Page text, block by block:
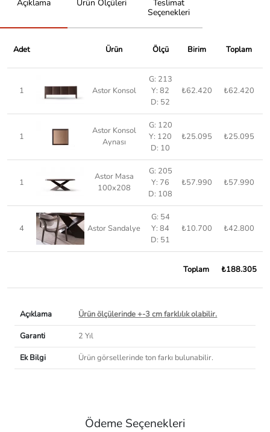
Açıklama Ürün Ölçüleri
Teslimat
Seçenekleri
Adet Ürün Ölçü Birim Toplam
1 Astor Konsol
G: 213
Y: 82
D: 52
₺62.420 ₺62.420
1
Astor Konsol
Aynası
G: 120
Y: 120
D: 10
₺25.095 ₺25.095
1
Astor Masa
100x208
G: 205
Y: 76
D: 108
₺57.990 ₺57.990
4 Astor Sandalye
G: 54
Y: 84
D: 51
₺10.700 ₺42.800
Toplam ₺188.305
Açıklama
Ürün ölçülerinde +-3 cm farklılık olabilir.
Garanti
2 Yıl
Ek Bilgi
Ürün görsellerinde ton farkı bulunabilir.
Ödeme Seçenekleri